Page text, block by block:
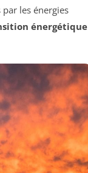
les énergies
énergétique